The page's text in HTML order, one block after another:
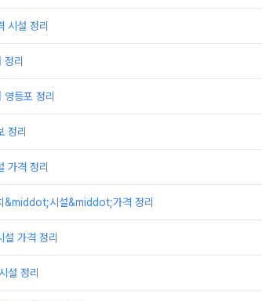
시설 정리
정리
등포 정리
정리
가격 정리
&middot;시설&middot;가격 정리
설 가격 정리
설 정리